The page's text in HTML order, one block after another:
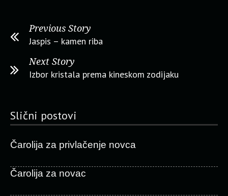
Previous Story
Jaspis – kamen riba
Next Story
Izbor kristala prema kineskom zodijaku
Slični postovi
Čarolija za privlačenje novca
Čarolija za novac